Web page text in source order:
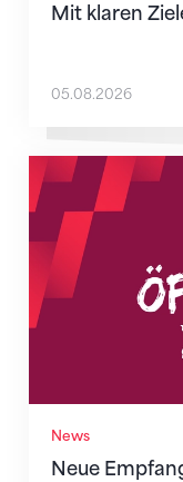
Mit klaren
05.08.2026
News
Neue
Neue